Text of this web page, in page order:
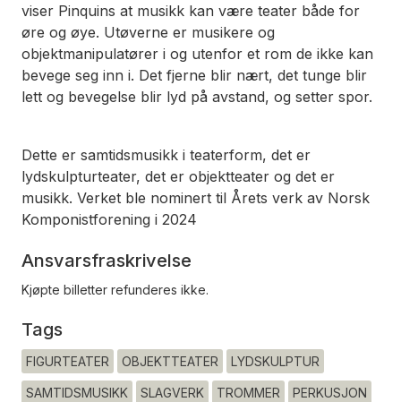
viser Pinquins at musikk kan være teater både for
øre og øye. Utøverne er musikere og
objektmanipulatører i og utenfor et rom de ikke kan
bevege seg inn i. Det fjerne blir nært, det tunge blir
lett og bevegelse blir lyd på avstand, og setter spor.
Dette er samtidsmusikk i teaterform, det er
lydskulpturteater, det er objektteater og det er
musikk. Verket ble nominert til Årets verk av Norsk
Komponistforening i 2024
Ansvarsfraskrivelse
Kjøpte billetter refunderes ikke.
Tags
FIGURTEATER OBJEKTTEATER LYDSKULPTUR
SAMTIDSMUSIKK SLAGVERK TROMMER PERKUSJON